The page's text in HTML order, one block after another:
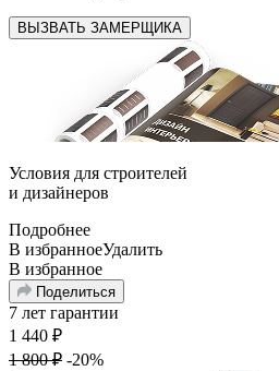
ВЫЗВАТЬ ЗАМЕРЩИКА
Условия для строителей
и дизайнеров
Подробнее
В избранноеУдалить
В избранное
Поделиться
7 лет гарантии
1 440 ₽
1 800₽ -20%